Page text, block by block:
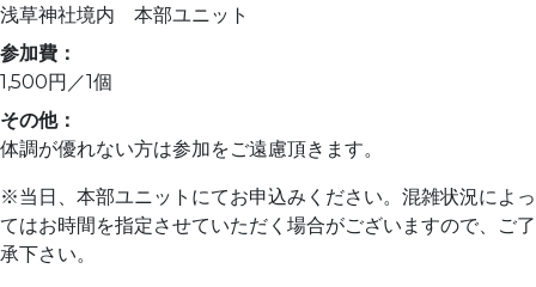
浅草神社境内 本部ユニット
参加費：
1,500円／1個
その他：
体調が優れない方は参加をご遠慮頂きます。
※当日、本部ユニットにてお申込みください。混雑状況によっ
てはお時間を指定させていただく場合がございますので、ご了
承下さい。